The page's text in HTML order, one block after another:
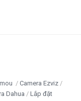
Camera Ezviz
Dahua
Lắp đặt